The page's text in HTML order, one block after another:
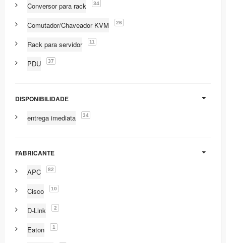
Conversor para rack 34
Comutador/Chaveador KVM 26
Rack para servidor 11
PDU 37
DISPONIBILIDADE
entrega imediata 34
FABRICANTE
APC 82
Cisco 10
D-Link 2
Eaton 1